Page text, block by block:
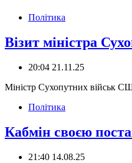
Політика
Візит міністра
20:04 21.11.25
Міністр Сухопутних військ
Політика
Кабмін своєю
21:40 14.08.25